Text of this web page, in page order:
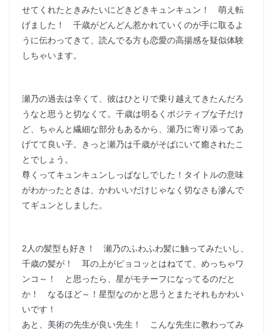
せてくれたときみたいにどきどきキュンキュン！ 萌え転
げました！ 千歳がどんどん惹かれていくのが手に取るよ
うに伝わってきて、読んでる方も恋愛の高揚感を疑似体験
しちゃいます。
瀬乃の過去は辛くて、彼はひとりで乗り越えてきたんだろ
うなと思うと切なくて。千歳は明るくポジティブな子だけ
ど、ちゃんと繊細な部分もあるから、瀬乃に寄り添ってあ
げてて良い子。きっと瀬乃は千歳がそばにいて癒されたこ
とでしょう。
尊くってキュンキュンしっぱなしでした！タイトルの意味
がわかったときは、かわいいだけじゃなく切なさも滲んで
てギュンとしました。
2人の髪型も好き！ 瀬乃のふわふわ髪に触ってみたいし、
千歳の髪が！ 耳の上がピョコッとはねてて、めっちゃワ
ンコ～！ と思ったら、星がモチーフになってるのだと
か！ なるほど～！星型なのかと思うとまたそれもかわい
いです！
あと、美術の先生が良い先生！ こんな先生に教わってみ